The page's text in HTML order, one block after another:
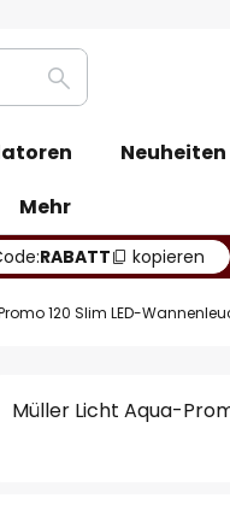
Suche
Neuheiten
Mehr
RABATT kopieren
120 Slim LED-
Müller Licht Aqua-